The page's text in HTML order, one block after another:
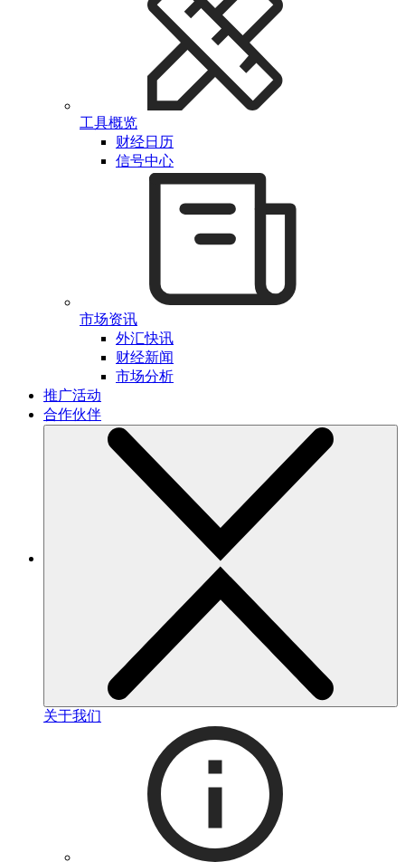
工具概览
财经日历
信号中心
市场资讯
外汇快讯
财经新闻
市场分析
推广活动
合作伙伴
关于我们